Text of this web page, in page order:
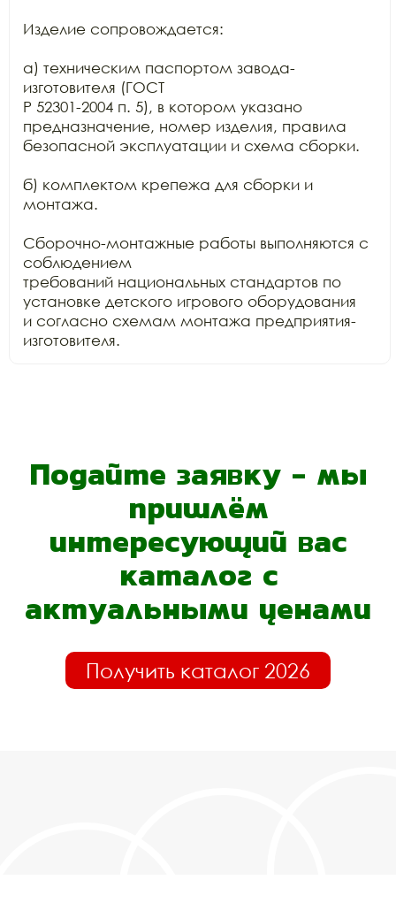
Изделие сопровождается:
а) техническим паспортом завода-
изготовителя (ГОСТ
Р 52301-2004 п. 5), в котором указано
предназначение, номер изделия, правила
безопасной эксплуатации и схема сборки.
б) комплектом крепежа для сборки и
монтажа.
Сборочно-монтажные работы выполняются с
соблюдением
требований национальных стандартов по
установке детского игрового оборудования
и согласно схемам монтажа предприятия-
изготовителя.
Подайте заявку - мы
пришлём
интересующий вас
каталог с
актуальными ценами
Получить каталог 2026